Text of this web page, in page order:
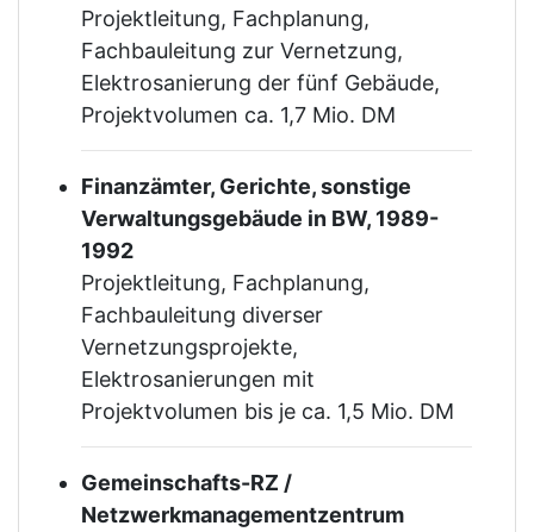
Projektleitung, Fachplanung,
Fachbauleitung zur Vernetzung,
Elektrosanierung der fünf Gebäude,
Projektvolumen ca. 1,7 Mio. DM
Finanzämter, Gerichte, sonstige
Verwaltungsgebäude in BW, 1989-
1992
Projektleitung, Fachplanung,
Fachbauleitung diverser
Vernetzungsprojekte,
Elektrosanierungen mit
Projektvolumen bis je ca. 1,5 Mio. DM
Gemeinschafts-RZ /
Netzwerkmanagementzentrum